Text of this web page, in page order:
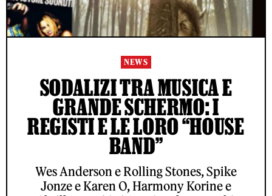
NEWS
SODALIZI TRA MUSICA E
GRANDE SCHERMO: I
REGISTI E LE LORO “HOUSE
BAND”
Wes Anderson e Rolling Stones, Spike
Jonze e Karen O, Harmony Korine e